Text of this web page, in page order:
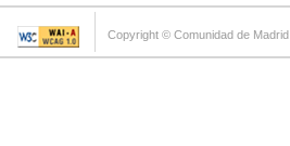
Copyright © Comunidad de Madrid.